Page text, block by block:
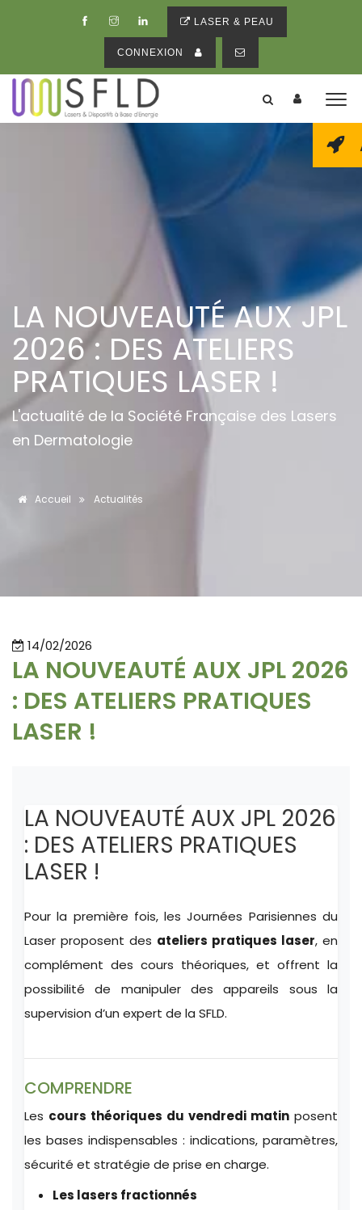
LASER & PEAU
CONNEXION
LA NOUVEAUTÉ AUX JPL
2026 : DES ATELIERS
PRATIQUES LASER !
L'actualité de la Société Française des Lasers
en Dermatologie
Accueil Actualités
14/02/2026
LA NOUVEAUTÉ AUX JPL 2026
: DES ATELIERS PRATIQUES
LASER !
LA NOUVEAUTÉ AUX JPL 2026
: DES ATELIERS PRATIQUES
LASER !
Pour la première fois, les Journées Parisiennes du
Laser proposent des ateliers pratiques laser, en
complément des cours théoriques, et offrent la
possibilité de manipuler des appareils sous la
supervision d’un expert de la SFLD.
COMPRENDRE
Les cours théoriques du vendredi matin posent
les bases indispensables : indications, paramètres,
sécurité et stratégie de prise en charge.
Les lasers fractionnés